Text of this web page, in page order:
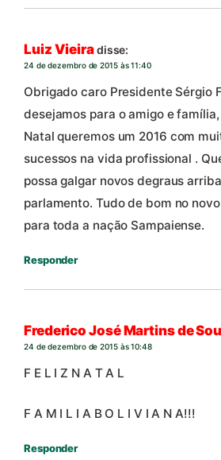
Luiz Vieiradisse:
24 de dezembro de 2015 às 11:40
Obrigado caro Presidente Sérgio
desejamos para o amigo e
Natal queremos um 2016 com
sucessos na vida profissional .
possa galgar novos degraus
parlamento. Tudo de bom no
para toda a nação Sampaiense.
Responder
Frederico José Martins de
24 de dezembro de 2015 às 10:48
F E L I Z N A T A L
F A M I L I A B O L I V I A N A!!!
Responder